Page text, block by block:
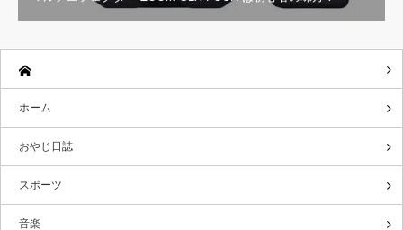
ホーム
おやじ日誌
スポーツ
音楽